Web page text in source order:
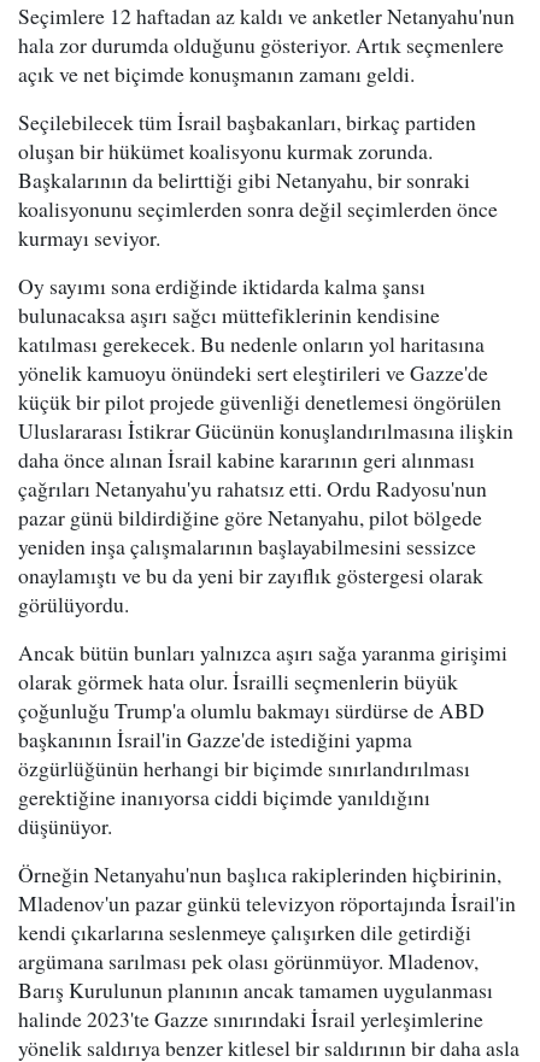
Seçimlere 12 haftadan az kaldı ve anketler Netanyahu'nun
hala zor durumda olduğunu gösteriyor. Artık seçmenlere
açık ve net biçimde konuşmanın zamanı geldi.
Seçilebilecek tüm İsrail başbakanları, birkaç partiden
oluşan bir hükümet koalisyonu kurmak zorunda.
Başkalarının da belirttiği gibi Netanyahu, bir sonraki
koalisyonunu seçimlerden sonra değil seçimlerden önce
kurmayı seviyor.
Oy sayımı sona erdiğinde iktidarda kalma şansı
bulunacaksa aşırı sağcı müttefiklerinin kendisine
katılması gerekecek. Bu nedenle onların yol haritasına
yönelik kamuoyu önündeki sert eleştirileri ve Gazze'de
küçük bir pilot projede güvenliği denetlemesi öngörülen
Uluslararası İstikrar Gücünün konuşlandırılmasına ilişkin
daha önce alınan İsrail kabine kararının geri alınması
çağrıları Netanyahu'yu rahatsız etti. Ordu Radyosu'nun
pazar günü bildirdiğine göre Netanyahu, pilot bölgede
yeniden inşa çalışmalarının başlayabilmesini sessizce
onaylamıştı ve bu da yeni bir zayıflık göstergesi olarak
görülüyordu.
Ancak bütün bunları yalnızca aşırı sağa yaranma girişimi
olarak görmek hata olur. İsrailli seçmenlerin büyük
çoğunluğu Trump'a olumlu bakmayı sürdürse de ABD
başkanının İsrail'in Gazze'de istediğini yapma
özgürlüğünün herhangi bir biçimde sınırlandırılması
gerektiğine inanıyorsa ciddi biçimde yanıldığını
düşünüyor.
Örneğin Netanyahu'nun başlıca rakiplerinden hiçbirinin,
Mladenov'un pazar günkü televizyon röportajında İsrail'in
kendi çıkarlarına seslenmeye çalışırken dile getirdiği
argümana sarılması pek olası görünmüyor. Mladenov,
Barış Kurulunun planının ancak tamamen uygulanması
halinde 2023'te Gazze sınırındaki İsrail yerleşimlerine
yönelik saldırıya benzer kitlesel bir saldırının bir daha asla